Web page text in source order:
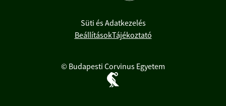
Süti és Adatkezelés
BeállításokTájékoztató
© Budapesti Corvinus Egyetem